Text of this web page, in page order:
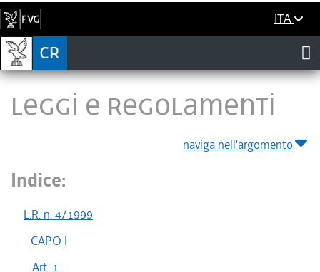
ITA
LEGGI E REGOLAMENTI
naviga nell'argomento
Indice:
L.R. n. 4/1999
CAPO I
Art. 1